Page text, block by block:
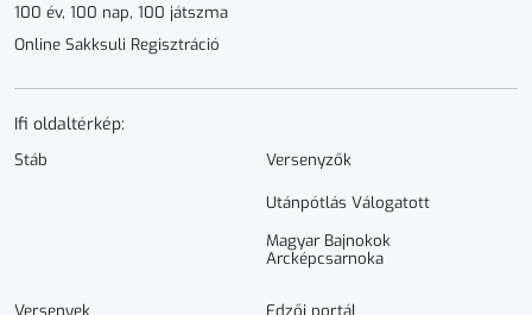
100 év, 100 nap, 100 játszma
Online Sakksuli Regisztráció
Ifi oldaltérkép:
Stáb Versenyzők
Utánpótlás Válogatott
Magyar Bajnokok
Arcképcsarnoka
Versenyek Edzői portál